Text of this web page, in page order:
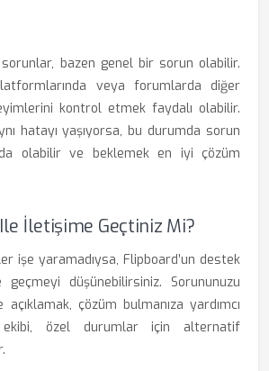
bazen genel bir sorun olabilir.
veya forumlarda diğer
kontrol etmek faydalı olabilir.
hatayı yaşıyorsa, bu durumda sorun
olabilir ve beklemek en iyi çözüm
İletişime Geçtiniz Mi?
işe yaramadıysa, Flipboard’un destek
düşünebilirsiniz. Sorununuzu
çözüm bulmanıza yardımcı
ekibi, özel durumlar için alternatif